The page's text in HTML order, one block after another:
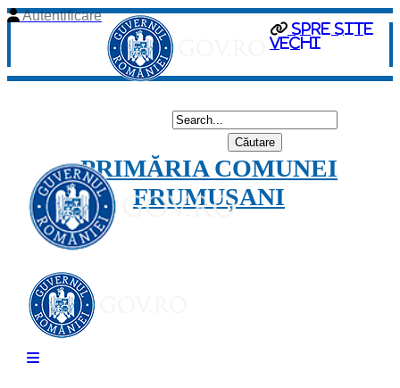
spre site
vechi
Autentificare
PRIMĂRIA COMUNEI
FRUMUȘANI